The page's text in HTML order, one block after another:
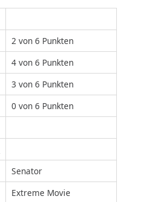
2 von 6 Punkten
4 von 6 Punkten
3 von 6 Punkten
0 von 6 Punkten
Senator
Extreme Movie